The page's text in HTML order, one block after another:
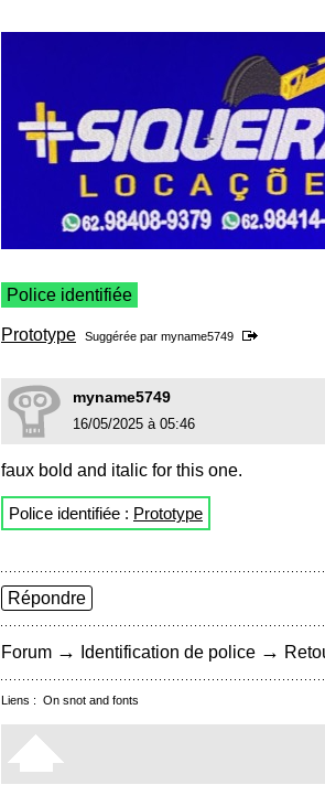
Police identifiée
Prototype Suggérée par myname5749
myname5749
16/05/2025 à 05:46
faux bold and italic for this one.
Police identifiée : Prototype
Répondre
Forum → Identification de police →
Liens : On snot and fonts